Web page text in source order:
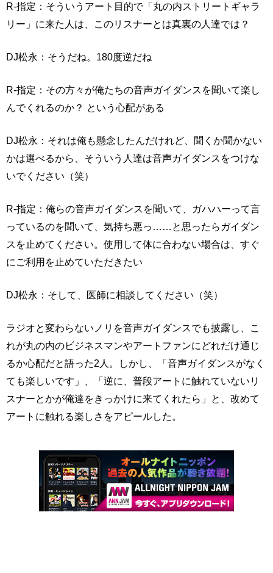
R-指定：そういうアート目的で「丸の内ストリートギャラ
リー」に来た人は、このリスナーとは真裏の人達では？
DJ松永：そうだね。180度逆だね
R-指定：その方々が俺たちの音声ガイダンスを聞いて楽し
んでくれるのか？ という心配がある
DJ松永：それは俺も懸念したんだけれど、聞くか聞かない
かは選べるから、そういう人達は音声ガイダンスをつけな
いでください（笑）
R-指定：俺らの音声ガイダンスを聞いて、ガハハーって言
っているのを聞いて、気持ち悪っ……と思ったらガイダン
スを止めてください。使用して体に合わない場合は、すぐ
にご利用を止めていただきたい
DJ松永：そして、医師に相談してください（笑）
ラジオと変わらないノリを音声ガイダンスでも披露し、こ
れが丸の内のビジネスマンやアートファンにどれだけ通じ
るか心配だと語った2人。しかし、「音声ガイダンスがなく
ても楽しいです」、「逆に、普段アートに触れていないリ
スナーとかが俺達をきっかけに来てくれたら」と、改めて
アートに触れる楽しさをアピールした。